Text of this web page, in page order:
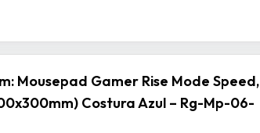
Mousepad Gamer Rise Mode Speed,
Costura Azul – Rg-Mp-06-